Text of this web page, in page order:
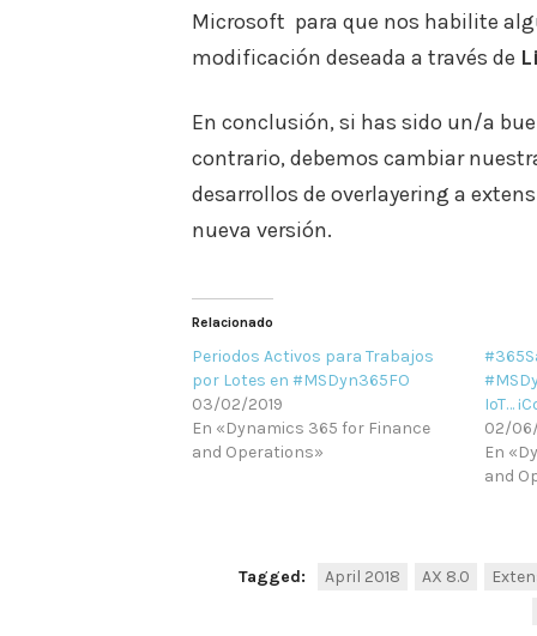
Microsoft para que nos habilite
modificación deseada a través de
En conclusión, si has sido un/a
contrario, debemos cambiar
desarrollos de overlayering a
nueva versión.
Relacionado
Periodos Activos para Trabajos
por Lotes en #MSDyn365FO
03/02/2019
En «Dynamics 365 for Finance
and Operations»
IoT…
02/
En
and
Tagged: April 2018 AX 8.0